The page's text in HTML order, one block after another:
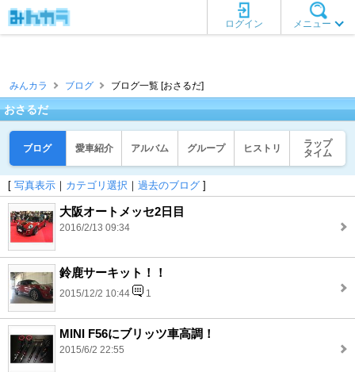
メニュー
ログイン
みんカラ ブログ ブログ一覧 [おさるだ]
おさるだ
ブログ 愛車紹介 アルバム グループ ヒストリ
ラップ
タイム
[ 写真表示 ｜ カテゴリ選択 ｜ 過去のブログ ]
大阪オートメッセ2日目
2016/2/13 09:34
鈴鹿サーキット！！
2015/12/2 10:44 1
MINI F56にブリッツ車高調！
2015/6/2 22:55